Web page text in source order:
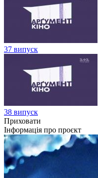
37 випуск
38 випуск
Приховати
Інформація про проєкт